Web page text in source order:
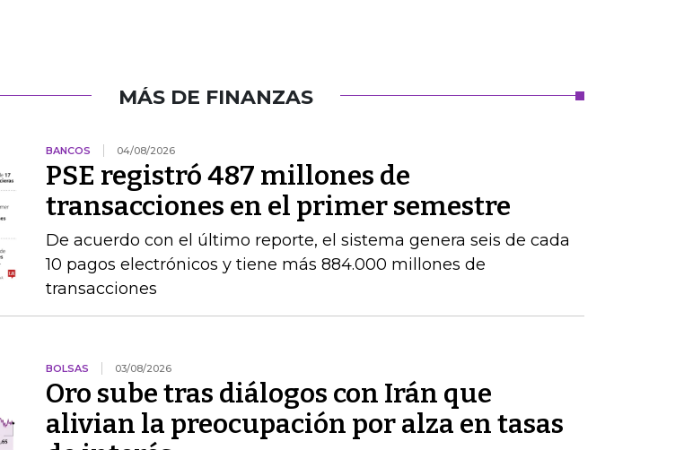
MÁS DE FINANZAS
BANCOS 04/08/2026
PSE registró 487 millones de
transacciones en el primer semestre
De acuerdo con el último reporte, el sistema genera seis de cada
10 pagos electrónicos y tiene más 884.000 millones de
transacciones
BOLSAS 03/08/2026
Oro sube tras diálogos con Irán que
alivian la preocupación por alza en tasas